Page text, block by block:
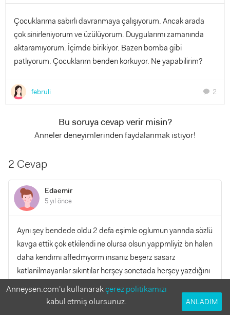
Çocuklarıma sabırlı davranmaya çalışıyorum. Ancak arada
çok sinirleniyorum ve üzülüyorum. Duygularımı zamanında
aktaramıyorum. İçimde birikiyor. Bazen bomba gibi
patlıyorum. Çocuklarım benden korkuyor. Ne yapabilirim?
februli chat 2
Bu soruya cevap verir misin?
Anneler deneyimlerinden faydalanmak istiyor!
2 Cevap
Edaemir
5 yıl önce
Aynı şey bendede oldu 2 defa eşimle oglumun yannda sözlü
kavga ettik çok etkilendi ne olursa olsun yappmliyiz bn halen
daha kendimi affedmyorm insanız beşerz sasarz
katlanilmayanlar sıkıntılar herşey sonctada herşey yazdığını
YANITLA
Anneysen.com'u kullanarakçerez politikamızı
kabul etmiş olursunuz.
ANLADIM